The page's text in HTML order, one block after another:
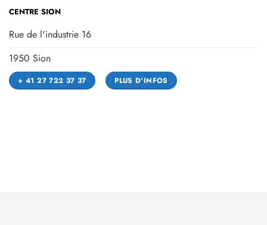
CENTRE SION
Rue de l'industrie 16